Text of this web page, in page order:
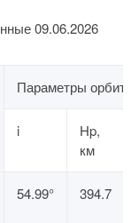
09.06.2026
Параметры орбиты
i
Hp,
км
54.99° 394.7